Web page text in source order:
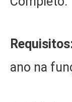
ano na